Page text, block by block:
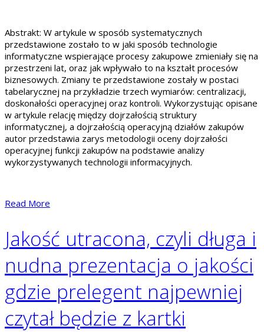
Abstrakt: W artykule w sposób systematycznych
przedstawione zostało to w jaki sposób technologie
informatyczne wspierające procesy zakupowe zmieniały się na
przestrzeni lat, oraz jak wpływało to na kształt procesów
biznesowych. Zmiany te przedstawione zostały w postaci
tabelarycznej na przykładzie trzech wymiarów: centralizacji,
doskonałości operacyjnej oraz kontroli. Wykorzystując opisane
w artykule relację między dojrzałością struktury
informatycznej, a dojrzałością operacyjną działów zakupów
autor przedstawia zarys metodologii oceny dojrzałości
operacyjnej funkcji zakupów na podstawie analizy
wykorzystywanych technologii informacyjnych.
Read More
Jakość utracona, czyli długa i
nudna prezentacja o jakości
gdzie prelegent najpewniej
czytał będzie z kartki